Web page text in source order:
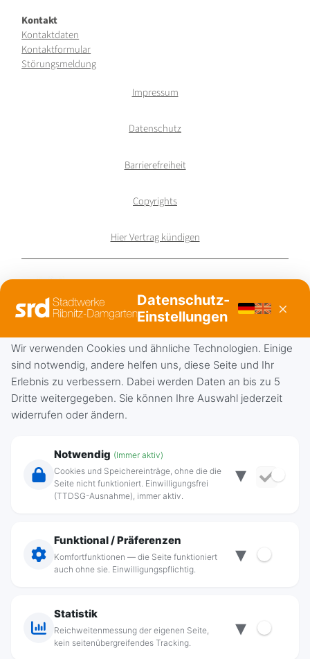
Kontakt
Kontaktdaten
Kontaktformular
Störungsmeldung
Impressum
Datenschutz
Barrierefreiheit
Copyrights
Hier Vertrag kündigen
Gas-Störung
(03821) 89 33 – 44
Vertrag widerrufen
Datenschutz-
Einstellungen
×
Wir verwenden Cookies und ähnliche Technologien. Einige
sind notwendig, andere helfen uns, diese Seite und Ihr
Erlebnis zu verbessern. Dabei werden Daten an bis zu 5
Dritte weitergegeben. Sie können Ihre Auswahl jederzeit
widerrufen oder ändern.
Notwendig (Immer aktiv)
Cookies und Speichereinträge, ohne die die
Seite nicht funktioniert. Einwilligungsfrei
(TTDSG-Ausnahme), immer aktiv.
▾
Funktional / Präferenzen
Komfortfunktionen — die Seite funktioniert
auch ohne sie. Einwilligungspflichtig.
▾
Statistik
Reichweitenmessung der eigenen Seite,
kein seitenübergreifendes Tracking.
▾